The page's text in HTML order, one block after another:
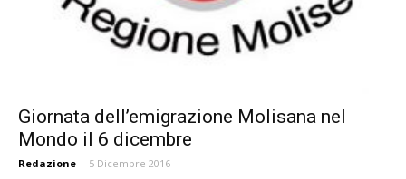
Giornata dell’emigrazione Molisana nel
Mondo il 6 dicembre
Redazione - 5 Dicembre 2016